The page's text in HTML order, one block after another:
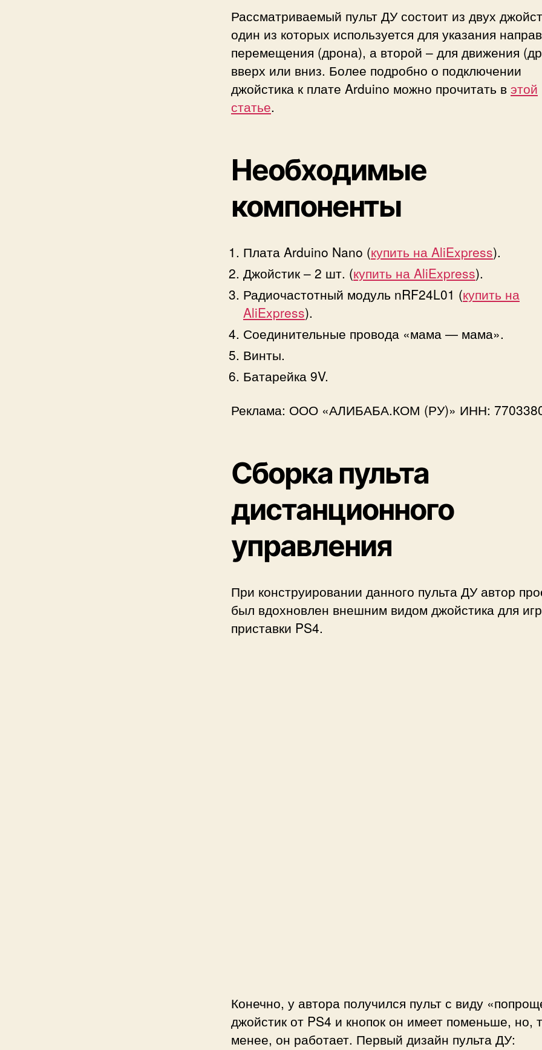
Рассматриваемый пульт ДУ состоит из двух
один из которых используется для указания
перемещения (дрона), а второй – для движения
вверх или вниз. Более подробно о подключении
джойстика к плате Arduino можно прочитать в этой
статье.
Необходимые
компоненты
Плата Arduino Nano (купить на AliExpress).
Джойстик – 2 шт. (купить на AliExpress).
Радиочастотный модуль nRF24L01 (купить на
AliExpress).
Соединительные провода «мама — мама».
Винты.
Батарейка 9V.
Реклама: ООО «АЛИБАБА.КОМ (РУ)» ИНН:
Сборка пульта
дистанционного
управления
При конструировании данного пульта ДУ автор
был вдохновлен внешним видом джойстика для
приставки PS4.
Конечно, у автора получился пульт с виду
джойстик от PS4 и кнопок он имеет поменьше, но,
менее, он работает. Первый дизайн пульта ДУ: